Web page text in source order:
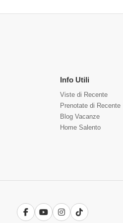
Info Utili
Viste di Recente
Prenotate di Recente
Blog Vacanze
Home Salento
Facebook
YouTubeInstagram
TikTok